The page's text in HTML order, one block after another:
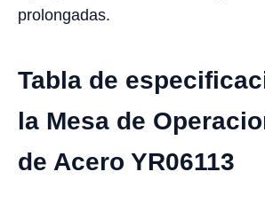
prolongadas.
Tabla de
la Mesa de
de Acero YR06113